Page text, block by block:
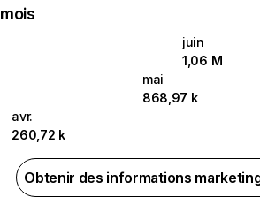
mois
juin
1,06 M
mai
868,97 k
avr.
260,72 k
Obtenir des informations